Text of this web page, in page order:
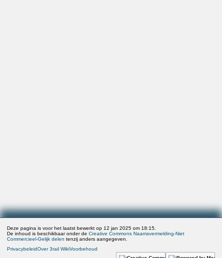
Deze pagina is voor het laatst bewerkt op 12 jan 2025 om 18:15.
De inhoud is beschikbaar onder deCreative Commons Naamsvermelding-Niet
Commercieel-Gelijk delen tenzij anders aangegeven.
PrivacybeleidOver 3rail WikiVoorbehoud